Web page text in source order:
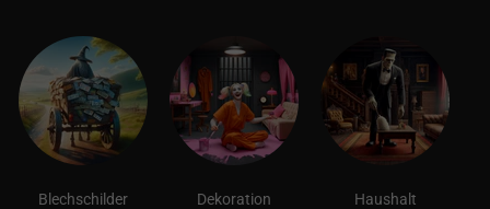
Blechschilder Dekoration Haushalt